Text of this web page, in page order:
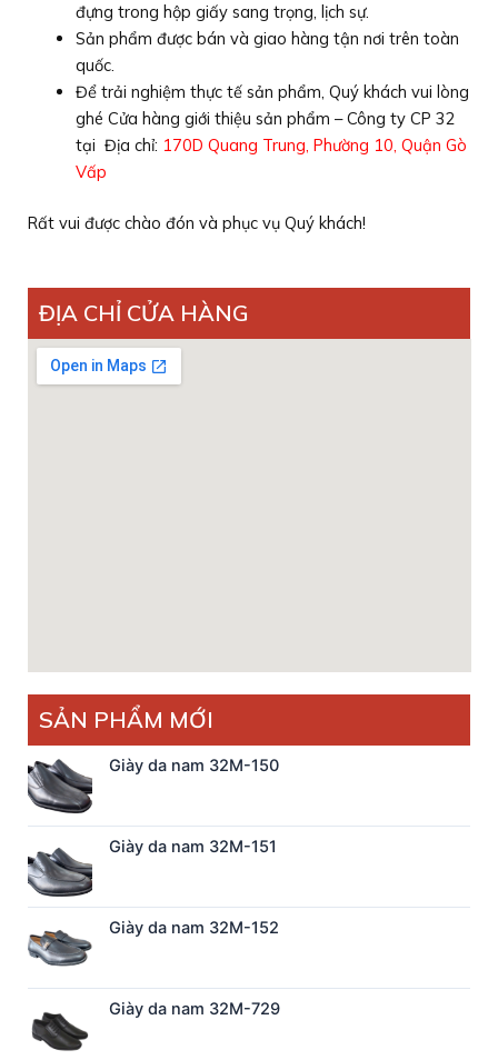
đựng trong hộp giấy sang trọng, lịch sự.
Sản phẩm được bán và giao hàng tận nơi trên toàn
quốc.
Để trải nghiệm thực tế sản phẩm, Quý khách vui lòng
ghé Cửa hàng giới thiệu sản phẩm – Công ty CP 32
tại Địa chỉ: 170D Quang Trung, Phường 10, Quận Gò
Vấp
Rất vui được chào đón và phục vụ Quý khách!
ĐỊA CHỈ CỬA HÀNG
SẢN PHẨM MỚI
Giày da nam 32M-150
Giày da nam 32M-151
Giày da nam 32M-152
Giày da nam 32M-729